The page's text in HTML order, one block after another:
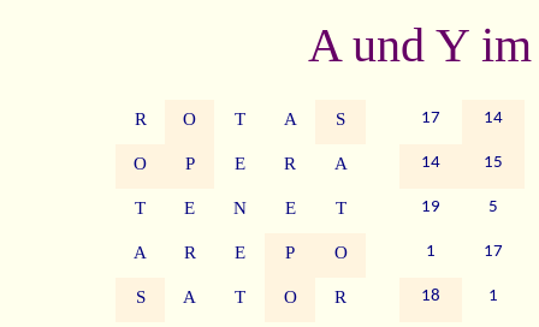
A und Y
R O T A S 17 14
O P E R A 14 15
T E N E T 19 5
A R E P O 1 17
S A T O R 18 1